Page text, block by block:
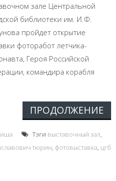
зале Центральной
библиотеки им. И.Ф.
пройдет открытие
фоторабот летчика-
Героя Российской
командира корабля
ПРОДОЛЖЕНИЕ
Тэги выставочный зал,
тюрин, фотовыставка, цгб